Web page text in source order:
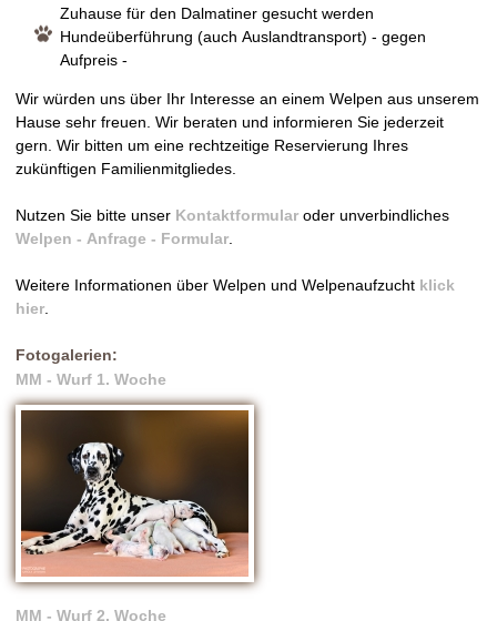
Zuhause für den Dalmatiner gesucht werden
Hundeüberführung (auch Auslandtransport) - gegen
Aufpreis -
Wir würden uns über Ihr Interesse an einem Welpen aus unserem
Hause sehr freuen. Wir beraten und informieren Sie jederzeit
gern. Wir bitten um eine rechtzeitige Reservierung Ihres
zukünftigen Familienmitgliedes.
Nutzen Sie bitte unser Kontaktformular oder unverbindliches
Welpen - Anfrage - Formular
Weitere Informationen über Welpen und Welpenaufzucht klick
hier
Fotogalerien:
MM - Wurf 1. Woche
MM - Wurf 2. Woche